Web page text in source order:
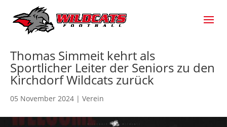
Thomas Simmeit kehrt als
Sportlicher Leiter der Seniors zu den
Kirchdorf Wildcats zurück
05 November 2024 | Verein